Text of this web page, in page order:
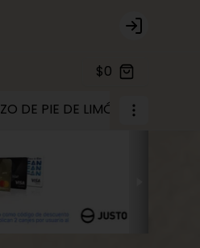
Login
$0
DE PIE DE LIMÓN TROZOS